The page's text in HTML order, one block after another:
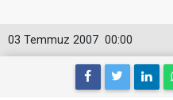
00:00
03 Temmuz 2007